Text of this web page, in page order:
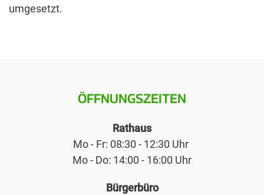
umgesetzt.
ÖFFNUNGSZEITEN
Rathaus
Mo - Fr: 08:30 - 12:30 Uhr
Mo - Do: 14:00 - 16:00 Uhr
Bürgerbüro